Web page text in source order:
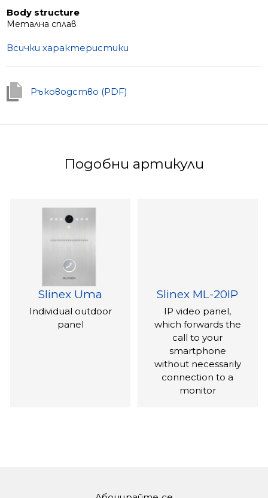
Body structure
Метална сплав
Всички характеристики
Ръководство (PDF)
Подобни артикули
Slinex Uma
Individual outdoor
panel
Slinex ML-20IP
IP video panel,
which forwards the
call to your
smartphone
without necessarily
connection to a
monitor